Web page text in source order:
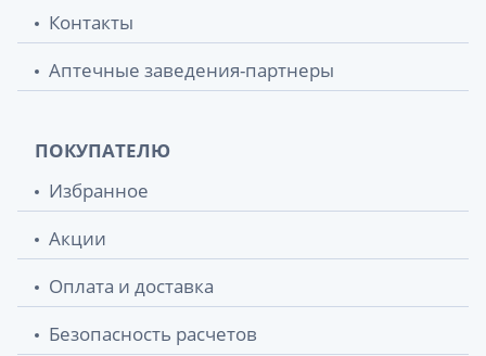
Контакты
Аптечные заведения-партнеры
ПОКУПАТЕЛЮ
Избранное
Акции
Оплата и доставка
Безопасность расчетов